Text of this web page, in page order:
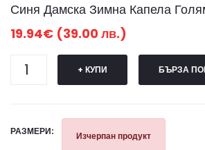
Синя Дамска Зимна Капела
19.94€ (39.00 лв.)
+ КУПИ БЪРЗА
РАЗМЕРИ: Изчерпан продукт